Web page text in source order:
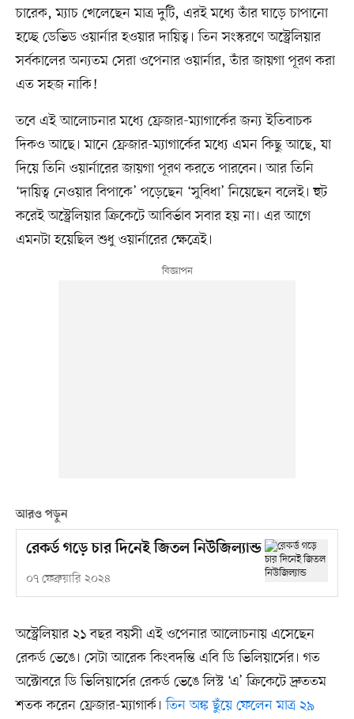
চারেক, ম্যাচ খেলেছেন মাত্র দুটি, এরই মধ্যে তাঁর ঘাড়ে চাপানো
হচ্ছে ডেভিড ওয়ার্নার হওয়ার দায়িত্ব। তিন সংস্করণে অস্ট্রেলিয়ার
সর্বকালের অন্যতম সেরা ওপেনার ওয়ার্নার, তাঁর জায়গা পূরণ করা
এত সহজ নাকি!
তবে এই আলোচনার মধ্যে ফ্রেজার-ম্যাগার্কের জন্য ইতিবাচক
দিকও আছে। মানে ফ্রেজার-ম্যাগার্কের মধ্যে এমন কিছু আছে, যা
দিয়ে তিনি ওয়ার্নারের জায়গা পূরণ করতে পারবেন। আর তিনি
‘দায়িত্ব নেওয়ার বিপাকে’ পড়েছেন ‘সুবিধা’ নিয়েছেন বলেই। হুট
করেই অস্ট্রেলিয়ার ক্রিকেটে আবির্ভাব সবার হয় না। এর আগে
এমনটা হয়েছিল শুধু ওয়ার্নারের ক্ষেত্রেই।
আরও পড়ুন
রেকর্ড গড়ে চার দিনেই জিতল নিউজিল্যান্ড
০৭ ফেব্রুয়ারি ২০২৪
অস্ট্রেলিয়ার ২১ বছর বয়সী এই ওপেনার আলোচনায় এসেছেন
রেকর্ড ভেঙে। সেটা আরেক কিংবদন্তি এবি ডি ভিলিয়ার্সের। গত
অক্টোবরে ডি ভিলিয়ার্সের রেকর্ড ভেঙে লিস্ট ‘এ’ ক্রিকেটে দ্রুততম
শতক করেন ফ্রেজার-ম্যাগার্ক।তিন অঙ্ক ছুঁয়ে ফেলেন মাত্র ২৯